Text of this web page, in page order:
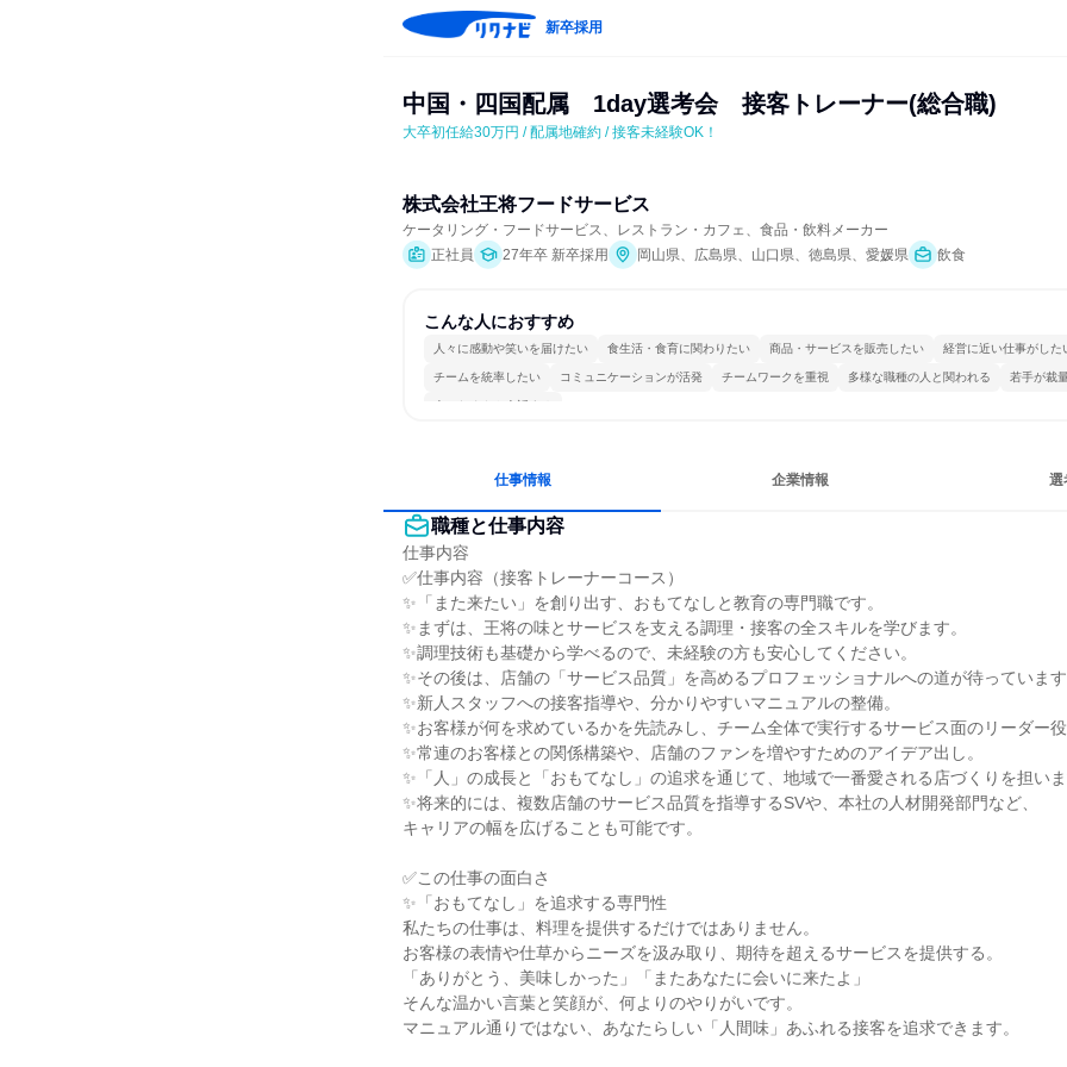
新卒採用
中国・四国配属　1day選考会　接客トレーナー(総合職)
大卒初任給30万円 / 配属地確約 / 接客未経験OK！
株式会社王将フードサービス
ケータリング・フードサービス、レストラン・カフェ、食品・飲料メーカー
正社員
27年卒 新卒採用 岡山県、広島県、山口県、徳島県、愛媛県 飲食
こんな人におすすめ
人々に感動や笑いを届けたい 食生活・食育に関わりたい 商品・サービスを販売したい 経営に近い仕事がした
チームを統率したい コミュニケーションが活発 チームワークを重視 多様な職種の人と関われる 若手が裁
人とたくさん会話する
仕事情報 企業情報 選
職種と仕事内容
仕事内容
✅仕事内容（接客トレーナーコース）
✨「また来たい」を創り出す、おもてなしと教育の専門職です。
✨まずは、王将の味とサービスを支える調理・接客の全スキルを学びます。
✨調理技術も基礎から学べるので、未経験の方も安心してください。
✨その後は、店舗の「サービス品質」を高めるプロフェッショナルへの道が待っています
✨新人スタッフへの接客指導や、分かりやすいマニュアルの整備。
✨お客様が何を求めているかを先読みし、チーム全体で実行するサービス面のリーダー役
✨常連のお客様との関係構築や、店舗のファンを増やすためのアイデア出し。
✨「人」の成長と「おもてなし」の追求を通じて、地域で一番愛される店づくりを担いま
✨将来的には、複数店舗のサービス品質を指導するSVや、本社の人材開発部門など、
キャリアの幅を広げることも可能です。
✅この仕事の面白さ
✨「おもてなし」を追求する専門性
私たちの仕事は、料理を提供するだけではありません。
お客様の表情や仕草からニーズを汲み取り、期待を超えるサービスを提供する。
「ありがとう、美味しかった」「またあなたに会いに来たよ」
そんな温かい言葉と笑顔が、何よりのやりがいです。
マニュアル通りではない、あなたらしい「人間味」あふれる接客を追求できます。